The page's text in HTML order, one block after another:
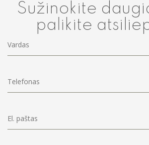
Sužinokite
palikite